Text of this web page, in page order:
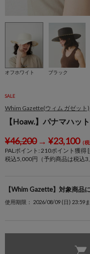
オフホワイト ブラック
SALE
Whim Gazette(ウィム ガゼット)
【Hoaw.】パナマハット
¥46,200→ ¥23,100（税
PALポイント: 210ポイント獲得 [
税込5,000円（予約商品は税込
【Whim Gazette】対象商品
使用期限： 2026/08/09 (日) 23:59